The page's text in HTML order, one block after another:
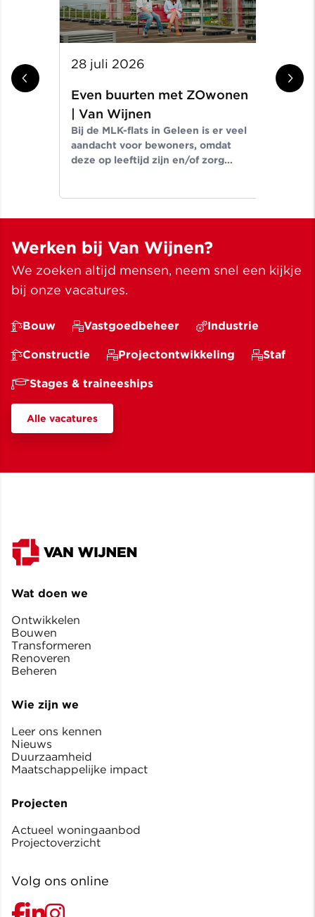
28 juli 2026
Even buurten met ZOwonen
| Van Wijnen
Bij de MLK-flats in Geleen is er veel
aandacht voor bewoners, omdat
deze op leeftijd zijn en/of zorg
14
Werken bij Van Wijnen?
We zoeken altijd mensen, neem snel een kijkje
bij onze vacatures.
Bouw Vastgoedbeheer Industrie
Constructie Projectontwikkeling Staf
Stages & traineeships
Alle vacatures
Wat doen we
Ontwikkelen
Bouwen
Transformeren
Renoveren
Beheren
Wie zijn we
Leer ons kennen
Nieuws
Duurzaamheid
Maatschappelijke impact
Projecten
Actueel woningaanbod
Projectoverzicht
Volg ons online